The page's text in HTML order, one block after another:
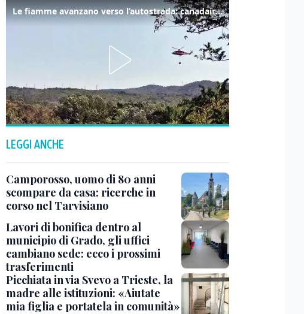
Le fiamme avanzano verso l’autostrada: canadair in azione tra Monfalcone e Duino
LEGGI ANCHE
Camporosso, uomo di 80 anni
scompare da casa: ricerche in
corso nel Tarvisiano
Lavori di bonifica dentro al
municipio di Grado, gli uffici
cambiano sede: ecco i prossimi
trasferimenti
Picchiata in via Svevo a Trieste, la
madre alle istituzioni: «Aiutate
mia figlia e portatela in comunità»